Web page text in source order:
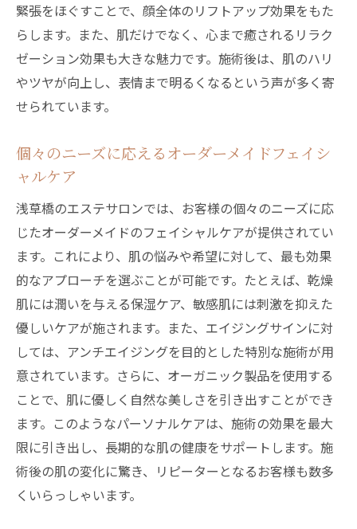
ャルの魅力
浅草橋で人気のオーダーメイドケアとは
肌の悩みを解決するためのエステティック
アプローチ
エステで実感する肌の再生と若返り
オーダーメイドエステで浅草橋の魅力を実
感
の秘密
浅草橋のエステで得られる肌の潤い効果
エステティシャンの技術で肌に潤いを与え
る方法
エステで体感する肌の水分保持力の向上
浅草橋のエステサロンが提供する潤いケア
肌の内部から潤うエステ施術の仕組み
エステで肌の潤いを最大限に引き出すポイ
ント
浅草橋のフェイシャルエステで新たな美を追求
する方法
エステがもたらす新しい美しさの発見
緊張をほぐすことで、顔全体のリフトアップ効果をもた
らします。また、肌だけでなく、心まで癒されるリラク
ゼーション効果も大きな魅力です。施術後は、肌のハリ
やツヤが向上し、表情まで明るくなるという声が多く寄
せられています。
個々のニーズに応えるオーダーメイドフェイシ
ャルケア
浅草橋のエステサロンでは、お客様の個々のニーズに応
じたオーダーメイドのフェイシャルケアが提供されてい
ます。これにより、肌の悩みや希望に対して、最も効果
的なアプローチを選ぶことが可能です。たとえば、乾燥
肌には潤いを与える保湿ケア、敏感肌には刺激を抑えた
優しいケアが施されます。また、エイジングサインに対
しては、アンチエイジングを目的とした特別な施術が用
意されています。さらに、オーガニック製品を使用する
ことで、肌に優しく自然な美しさを引き出すことができ
ます。このようなパーソナルケアは、施術の効果を最大
限に引き出し、長期的な肌の健康をサポートします。施
術後の肌の変化に驚き、リピーターとなるお客様も数多
くいらっしゃいます。